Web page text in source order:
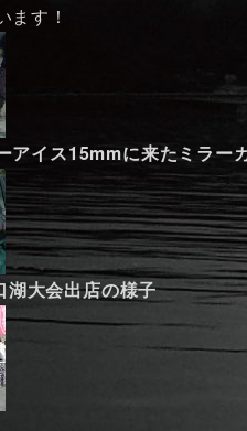
ます！
アイス15mmに来たミラー
大会出店の様子